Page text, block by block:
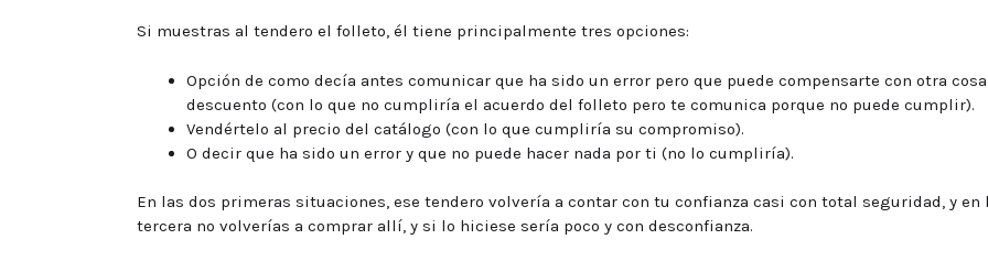
Si muestras al tendero el folleto, él tiene principalmente tres opciones:
Opción de como decía antes comunicar que ha sido un error pero que puede compensarte con otra cosa
descuento (con lo que no cumpliría el acuerdo del folleto pero te comunica porque no puede cumplir).
Vendértelo al precio del catálogo (con lo que cumpliría su compromiso).
O decir que ha sido un error y que no puede hacer nada por ti (no lo cumpliría).
En las dos primeras situaciones, ese tendero volvería a contar con tu confianza casi con total seguridad, y en
tercera no volverías a comprar allí, y si lo hiciese sería poco y con desconfianza.